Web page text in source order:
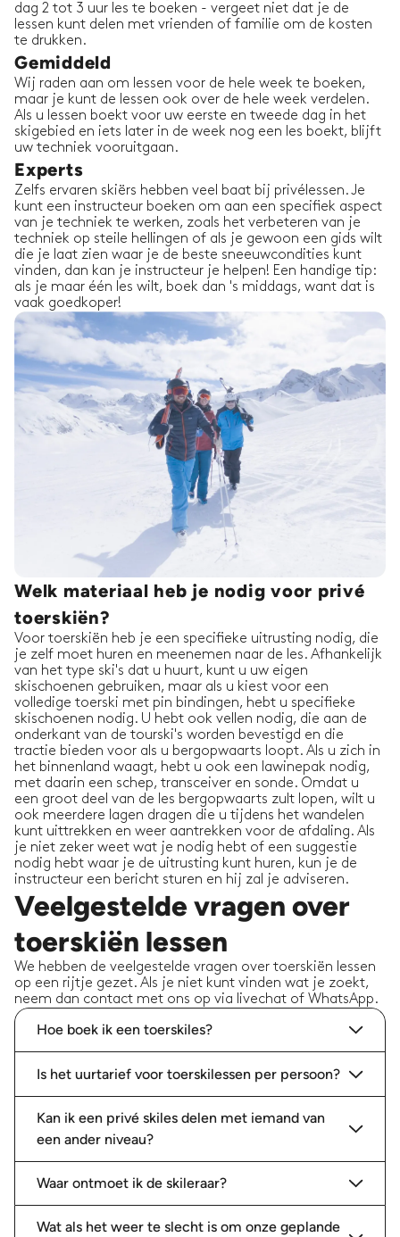
dag 2 tot 3 uur les te boeken - vergeet niet dat je de
lessen kunt delen met vrienden of familie om de kosten
te drukken.
Gemiddeld
Wij raden aan om lessen voor de hele week te boeken,
maar je kunt de lessen ook over de hele week verdelen.
Als u lessen boekt voor uw eerste en tweede dag in het
skigebied en iets later in de week nog een les boekt, blijft
uw techniek vooruitgaan.
Experts
Zelfs ervaren skiërs hebben veel baat bij privélessen. Je
kunt een instructeur boeken om aan een specifiek aspect
van je techniek te werken, zoals het verbeteren van je
techniek op steile hellingen of als je gewoon een gids wilt
die je laat zien waar je de beste sneeuwcondities kunt
vinden, dan kan je instructeur je helpen! Een handige tip:
als je maar één les wilt, boek dan 's middags, want dat is
vaak goedkoper!
Welk materiaal heb je nodig voor privé
toerskiën?
Voor toerskiën heb je een specifieke uitrusting nodig, die
je zelf moet huren en meenemen naar de les. Afhankelijk
van het type ski's dat u huurt, kunt u uw eigen
skischoenen gebruiken, maar als u kiest voor een
volledige toerski met pin bindingen, hebt u specifieke
skischoenen nodig. U hebt ook vellen nodig, die aan de
onderkant van de tourski's worden bevestigd en die
tractie bieden voor als u bergopwaarts loopt. Als u zich in
het binnenland waagt, hebt u ook een lawinepak nodig,
met daarin een schep, transceiver en sonde. Omdat u
een groot deel van de les bergopwaarts zult lopen, wilt u
ook meerdere lagen dragen die u tijdens het wandelen
kunt uittrekken en weer aantrekken voor de afdaling. Als
je niet zeker weet wat je nodig hebt of een suggestie
nodig hebt waar je de uitrusting kunt huren, kun je de
instructeur een bericht sturen en hij zal je adviseren.
Veelgestelde vragen over
toerskiën lessen
We hebben de veelgestelde vragen over toerskiën lessen
op een rijtje gezet. Als je niet kunt vinden wat je zoekt,
neem dan contact met ons op via livechat of WhatsApp.
Hoe boek ik een toerskiles?
Is het uurtarief voor toerskilessen per persoon?
Kan ik een privé skiles delen met iemand van
een ander niveau?
Waar ontmoet ik de skileraar?
Wat als het weer te slecht is om onze geplande